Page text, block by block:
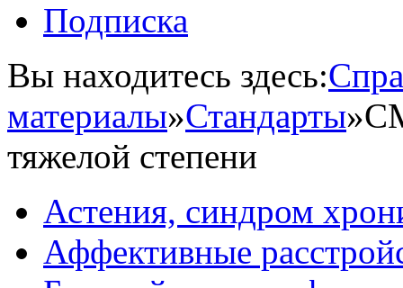
Подписка
Вы находитесь здесь:
материалы»Стандарты»
тяжелой степени
Астения, синдром
Аффективные